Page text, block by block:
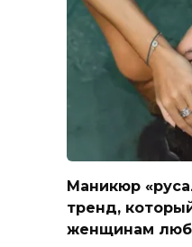
Маникюр
тренд,
женщинам